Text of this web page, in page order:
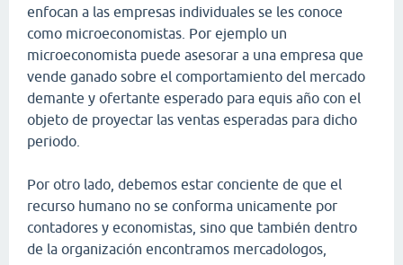
enfocan a las empresas individuales se les conoce
como microeconomistas. Por ejemplo un
microeconomista puede asesorar a una empresa que
vende ganado sobre el comportamiento del mercado
demante y ofertante esperado para equis año con el
objeto de proyectar las ventas esperadas para dicho
periodo.
Por otro lado, debemos estar conciente de que el
recurso humano no se conforma unicamente por
contadores y economistas, sino que también dentro
de la organización encontramos mercadologos,